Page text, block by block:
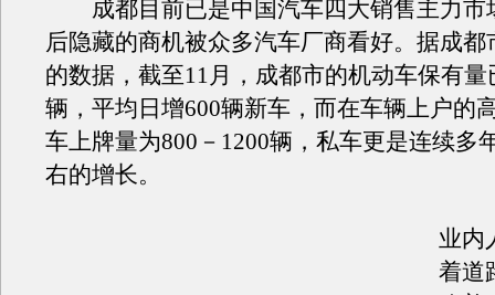
成都目前已是中国汽车四大销售主力市
后隐藏的商机被众多汽车厂商看好。据成都
的数据，截至11月，成都市的机动车保有量
辆，平均日增600辆新车，而在车辆上户的
车上牌量为800－1200辆，私车更是连续多
右的增长。
业内
着道